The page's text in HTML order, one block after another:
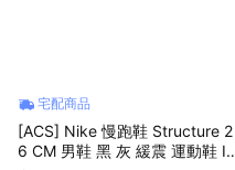
宅配商品
[ACS] Nike 慢跑鞋 Structure 2
6 CM 男鞋 黑 灰 緩震 運動鞋 IF